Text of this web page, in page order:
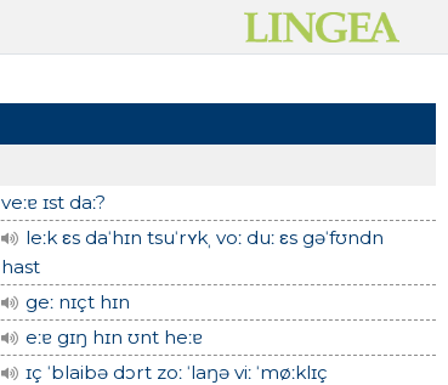
veːɐ ɪst daː?
leːk εs daˈhɪn tsuˈrʏkˌ voː duː εs gəˈfʊndn
hast
geː nɪçt hɪn
eːɐ gɪŋ hɪn ʊnt heːɐ
ɪç ˈblaibə dɔrt zoː ˈlaŋə viː ˈmøːklɪç